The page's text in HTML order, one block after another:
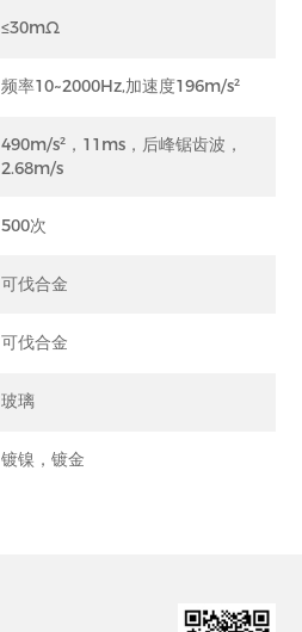
≤30mΩ
频率10~2000Hz,加速度196m/s²
490m/s²，11ms，后峰锯齿波，
2.68m/s
500次
可伐合金
可伐合金
玻璃
镀镍，镀金